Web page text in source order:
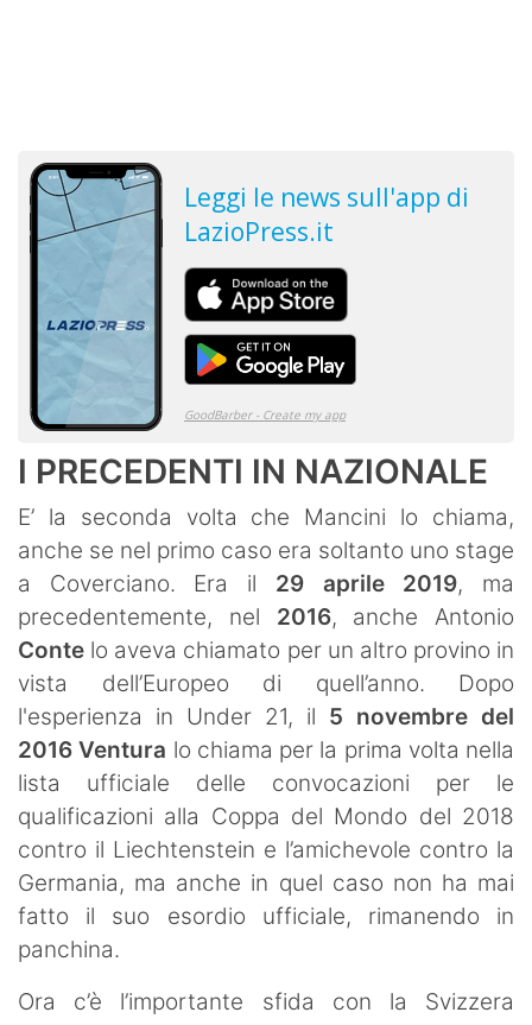
I PRECEDENTI IN NAZIONALE
E’ la seconda volta che Mancini lo chiama,
anche se nel primo caso era soltanto uno stage
a Coverciano. Era il 29 aprile 2019, ma
precedentemente, nel 2016, anche Antonio
Conte lo aveva chiamato per un altro provino in
vista dell’Europeo di quell’anno. Dopo
l'esperienza in Under 21, il 5 novembre del
2016 Ventura lo chiama per la prima volta nella
lista ufficiale delle convocazioni per le
qualificazioni alla Coppa del Mondo del 2018
contro il Liechtenstein e l’amichevole contro la
Germania, ma anche in quel caso non ha mai
fatto il suo esordio ufficiale, rimanendo in
panchina.
Ora c’è l’importante sfida con la Svizzera